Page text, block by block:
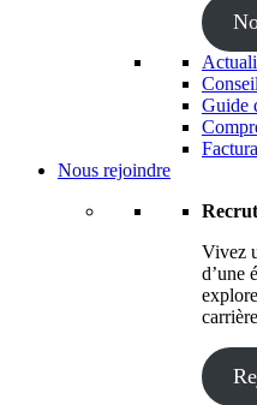
Guide
Nous rejoindre
Vivez
d’une